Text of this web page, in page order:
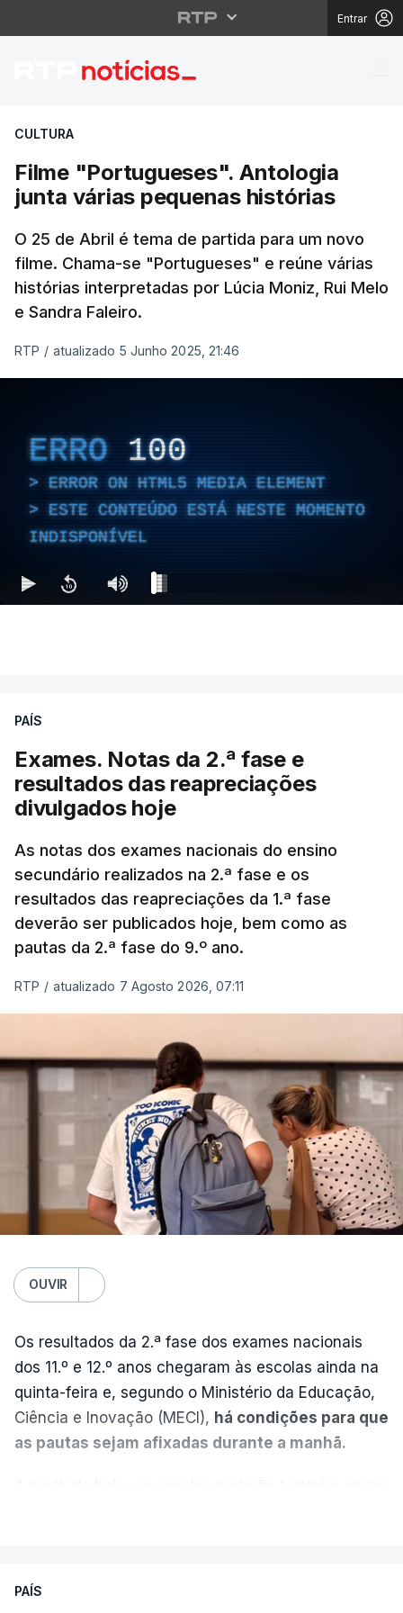
Entrar
Filme "Portugueses".
CULTURA
Filme "Portugueses". Antologia
junta várias pequenas histórias
O 25 de Abril é tema de partida para um novo
filme. Chama-se "Portugueses" e reúne várias
histórias interpretadas por Lúcia Moniz, Rui Melo
e Sandra Faleiro.
RTP / atualizado 5 Junho 2025, 21:46
ERRO 100
ERROR ON HTML5 MEDIA ELEMENT
ESTE CONTEÚDO ESTÁ NESTE MOMENTO
INDISPONÍVEL
PAÍS
Exames. Notas da 2.ª fase e
resultados das reapreciações
divulgados hoje
As notas dos exames nacionais do ensino
secundário realizados na 2.ª fase e os
resultados das reapreciações da 1.ª fase
deverão ser publicados hoje, bem como as
pautas da 2.ª fase do 9.º ano.
RTP / atualizado 7 Agosto 2026, 07:11
OUVIR
Os resultados da 2.ª fase dos exames nacionais
dos 11.º e 12.º anos chegaram às escolas ainda na
quinta-feira e, segundo o Ministério da Educação,
Ciência e Inovação (MECI), há condições para que
as pautas sejam afixadas durante a manhã.
PAÍS